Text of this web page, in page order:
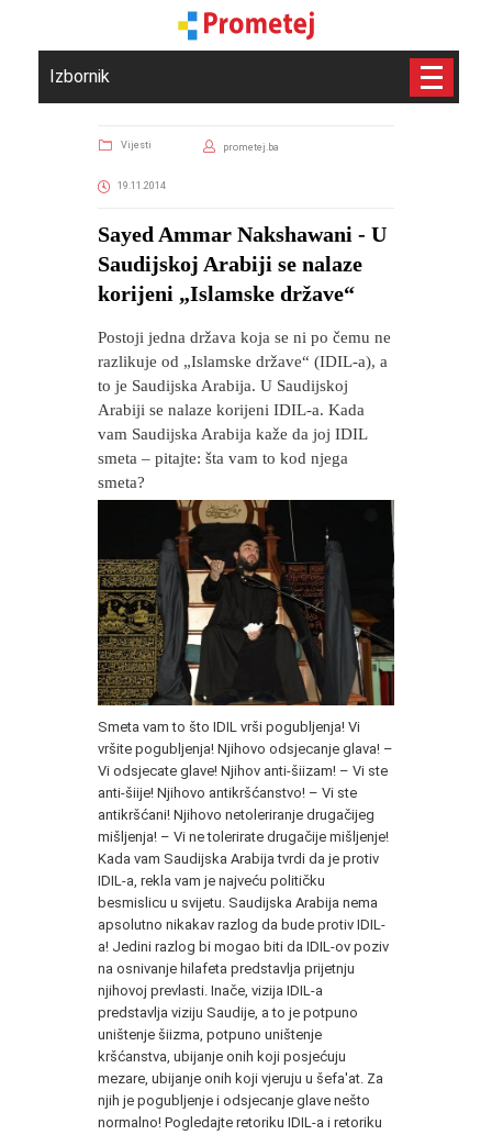
Izbornik
Vijesti prometej.ba
19.11.2014
Sayed Ammar Nakshawani - U
Saudijskoj Arabiji se nalaze
korijeni „Islamske države“
Postoji jedna država koja se ni po čemu ne
razlikuje od „Islamske države“ (IDIL-a), a
to je Saudijska Arabija. U Saudijskoj
Arabiji se nalaze korijeni IDIL-a. Kada
vam Saudijska Arabija kaže da joj IDIL
smeta – pitajte: šta vam to kod njega
smeta?
Smeta vam to što IDIL vrši pogubljenja! Vi
vršite pogubljenja! Njihovo odsjecanje glava! –
Vi odsjecate glave! Njihov anti-šiizam! – Vi ste
anti-šiije! Njihovo antikršćanstvo! – Vi ste
antikršćani! Njihovo netoleriranje drugačijeg
mišljenja! – Vi ne tolerirate drugačije mišljenje!
Kada vam Saudijska Arabija tvrdi da je protiv
IDIL-a, rekla vam je najveću političku
besmislicu u svijetu. Saudijska Arabija nema
apsolutno nikakav razlog da bude protiv IDIL-
a! Jedini razlog bi mogao biti da IDIL-ov poziv
na osnivanje hilafeta predstavlja prijetnju
njihovoj prevlasti. Inače, vizija IDIL-a
predstavlja viziju Saudije, a to je potpuno
uništenje šiizma, potpuno uništenje
kršćanstva, ubijanje onih koji posjećuju
mezare, ubijanje onih koji vjeruju u šefa'at. Za
njih je pogubljenje i odsjecanje glave nešto
normalno! Pogledajte retoriku IDIL-a i retoriku